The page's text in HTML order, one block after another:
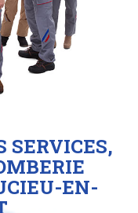
SERVICES,
EN-